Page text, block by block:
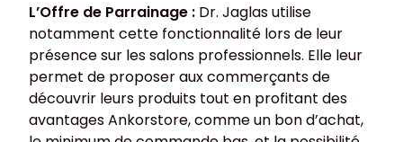
L’Offre de Parrainage : Dr. Jaglas utilise
notamment cette fonctionnalité lors de leur
présence sur les salons professionnels. Elle leur
permet de proposer aux commerçants de
découvrir leurs produits tout en profitant des
avantages Ankorstore, comme un bon d’achat,